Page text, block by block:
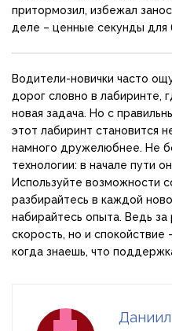
притормозил, избежал
деле – ценные секунды для
Водители-новички часто
дорог словно в лабиринте,
новая задача. Но с
этот лабиринт становится
намного дружелюбнее. Не
технологии: в начале пути
Используйте возможности
разбирайтесь в каждой
набирайтесь опыта. Ведь
скорость, но и спокойствие
когда знаешь, что
Даниил